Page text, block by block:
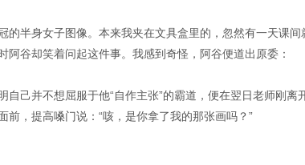
半身女子图像。本来我夹在文具盒里的，忽然有一天课间
谷却笑着问起这件事。我感到奇怪，阿谷便道出原委：
己并不想屈服于他“自作主张”的霸道，便在翌日老师刚离
，提高嗓门说：“咳，是你拿了我的那张画吗？”